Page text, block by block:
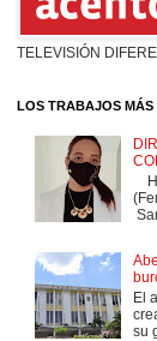
TELEVISIÓN
LOS TRABAJOS MÁS
El
su